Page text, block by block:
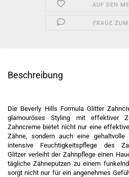
AUF DEN
FRAGE
Beschreibung
Die Beverly Hills Formula Glitter
glamouröses Styling mit effektiver
Zahncreme bietet nicht nur eine
Zähne, sondern auch eine
intensive Feuchtigkeitspflege des
Glitzer verleiht der Zahnpflege einen
tägliche Zähneputzen zu einem
sorgt nicht nur für ein angenehmes